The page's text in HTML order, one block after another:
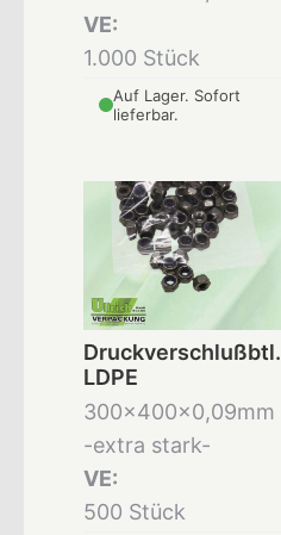
VE:
1.000 Stück
Auf Lager. Sofort
lieferbar.
Druckverschlußbtl.
LDPE
300x400x0,09mm
-extra stark-
VE:
500 Stück